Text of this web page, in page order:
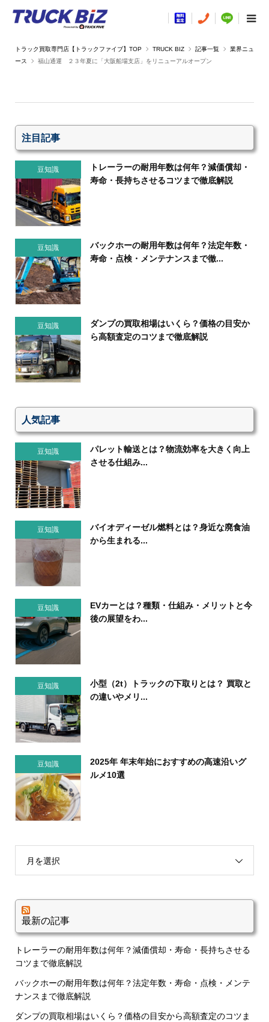
TRUCK BIZ 記事一覧
業界ニュ
ース
福山通運 ２３年夏に「大阪船場支店」をリニューアルオープン
注目記事
豆知識
トレーラーの耐用年数は何年？減価償却・
寿命・長持ちさせるコツまで徹底解説
豆知識
バックホーの耐用年数は何年？法定年数・
寿命・点検・メンテナンスまで徹...
豆知識
ダンプの買取相場はいくら？価格の目安か
ら高額査定のコツまで徹底解説
人気記事
豆知識
パレット輸送とは？物流効率を大きく向上
させる仕組み...
豆知識
バイオディーゼル燃料とは？身近な廃食油
から生まれる...
豆知識
EVカーとは？種類・仕組み・メリットと今
後の展望をわ...
豆知識
小型（2t）トラックの下取りとは？ 買取と
の違いやメリ...
豆知識
2025年 年末年始におすすめの高速沿いグ
ルメ10選
月を選択
最新の記事
トレーラーの耐用年数は何年？減価償却・寿命・長持ちさせる
コツまで徹底解説
バックホーの耐用年数は何年？法定年数・寿命・点検・メンテ
ナンスまで徹底解説
ダンプの買取相場はいくら？価格の目安から高額査定のコツま